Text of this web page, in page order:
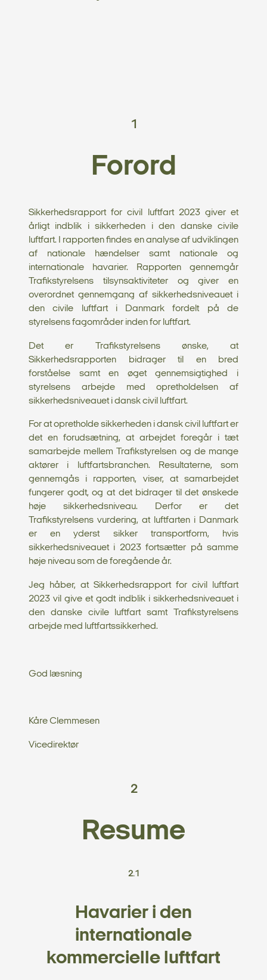
1
Forord
Sikkerhedsrapport for civil luftfart 2023 giver et
årligt indblik i sikkerheden i den danske civile
luftfart. I rapporten findes en analyse af udviklingen
af nationale hændelser samt nationale og
internationale havarier. Rapporten gennemgår
Trafikstyrelsens tilsynsaktiviteter og giver en
overordnet gennemgang af sikkerhedsniveauet i
den civile luftfart i Danmark fordelt på de
styrelsens fagområder inden for luftfart.
Det er Trafikstyrelsens ønske, at
Sikkerhedsrapporten bidrager til en bred
forståelse samt en øget gennemsigtighed i
styrelsens arbejde med opretholdelsen af
sikkerhedsniveauet i dansk civil luftfart.
For at opretholde sikkerheden i dansk civil luftfart er
det en forudsætning, at arbejdet foregår i tæt
samarbejde mellem Trafikstyrelsen og de mange
aktører i luftfartsbranchen. Resultaterne, som
gennemgås i rapporten, viser, at samarbejdet
fungerer godt, og at det bidrager til det ønskede
høje sikkerhedsniveau. Derfor er det
Trafikstyrelsens vurdering, at luftfarten i Danmark
er en yderst sikker transportform, hvis
sikkerhedsniveauet i 2023 fortsætter på samme
høje niveau som de foregående år.
Jeg håber, at Sikkerhedsrapport for civil luftfart
2023 vil give et godt indblik i sikkerhedsniveauet i
den danske civile luftfart samt Trafikstyrelsens
arbejde med luftfartssikkerhed.
God læsning
Kåre Clemmesen
Vicedirektør
2
Resume
2.1
Havarier i den
internationale
kommercielle luftfart